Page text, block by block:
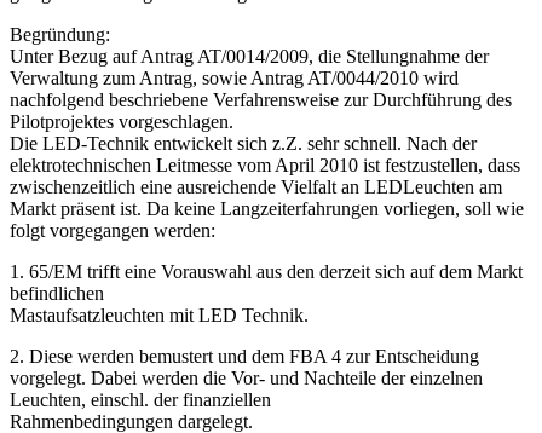
Begründung:
Unter Bezug auf Antrag AT/0014/2009, die Stellungnahme der
Verwaltung zum Antrag, sowie Antrag AT/0044/2010 wird
nachfolgend beschriebene Verfahrensweise zur Durchführung des
Pilotprojektes vorgeschlagen.
Die LED-Technik entwickelt sich z.Z. sehr schnell. Nach der
elektrotechnischen Leitmesse vom April 2010 ist festzustellen, dass
zwischenzeitlich eine ausreichende Vielfalt an LEDLeuchten am
Markt präsent ist. Da keine Langzeiterfahrungen vorliegen, soll wie
folgt vorgegangen werden:
1. 65/EM trifft eine Vorauswahl aus den derzeit sich auf dem Markt
befindlichen
Mastaufsatzleuchten mit LED Technik.
2. Diese werden bemustert und dem FBA 4 zur Entscheidung
vorgelegt. Dabei werden die Vor- und Nachteile der einzelnen
Leuchten, einschl. der finanziellen
Rahmenbedingungen dargelegt.